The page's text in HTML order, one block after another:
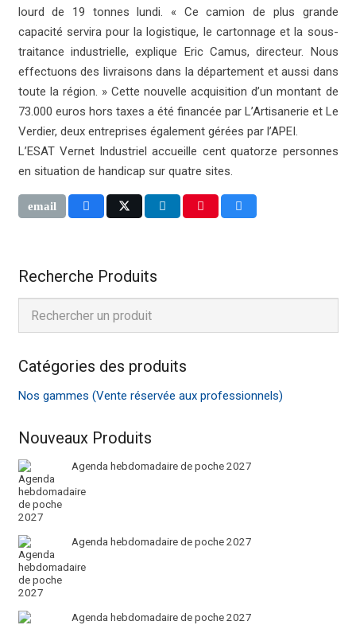
lourd de 19 tonnes lundi. « Ce camion de plus grande
capacité servira pour la logistique, le cartonnage et la sous-
traitance industrielle, explique Eric Camus, directeur. Nous
effectuons des livraisons dans la département et aussi dans
toute la région. » Cette nouvelle acquisition d’un montant de
73.000 euros hors taxes a été financée par L’Artisanerie et Le
Verdier, deux entreprises également gérées par l’APEI.
L’ESAT Vernet Industriel accueille cent quatorze personnes
en situation de handicap sur quatre sites.
Recherche Produits
Catégories des produits
Nos gammes (Vente réservée aux professionnels)
Nouveaux Produits
Agenda hebdomadaire de poche 2027
Agenda hebdomadaire de poche 2027
Agenda hebdomadaire de poche 2027